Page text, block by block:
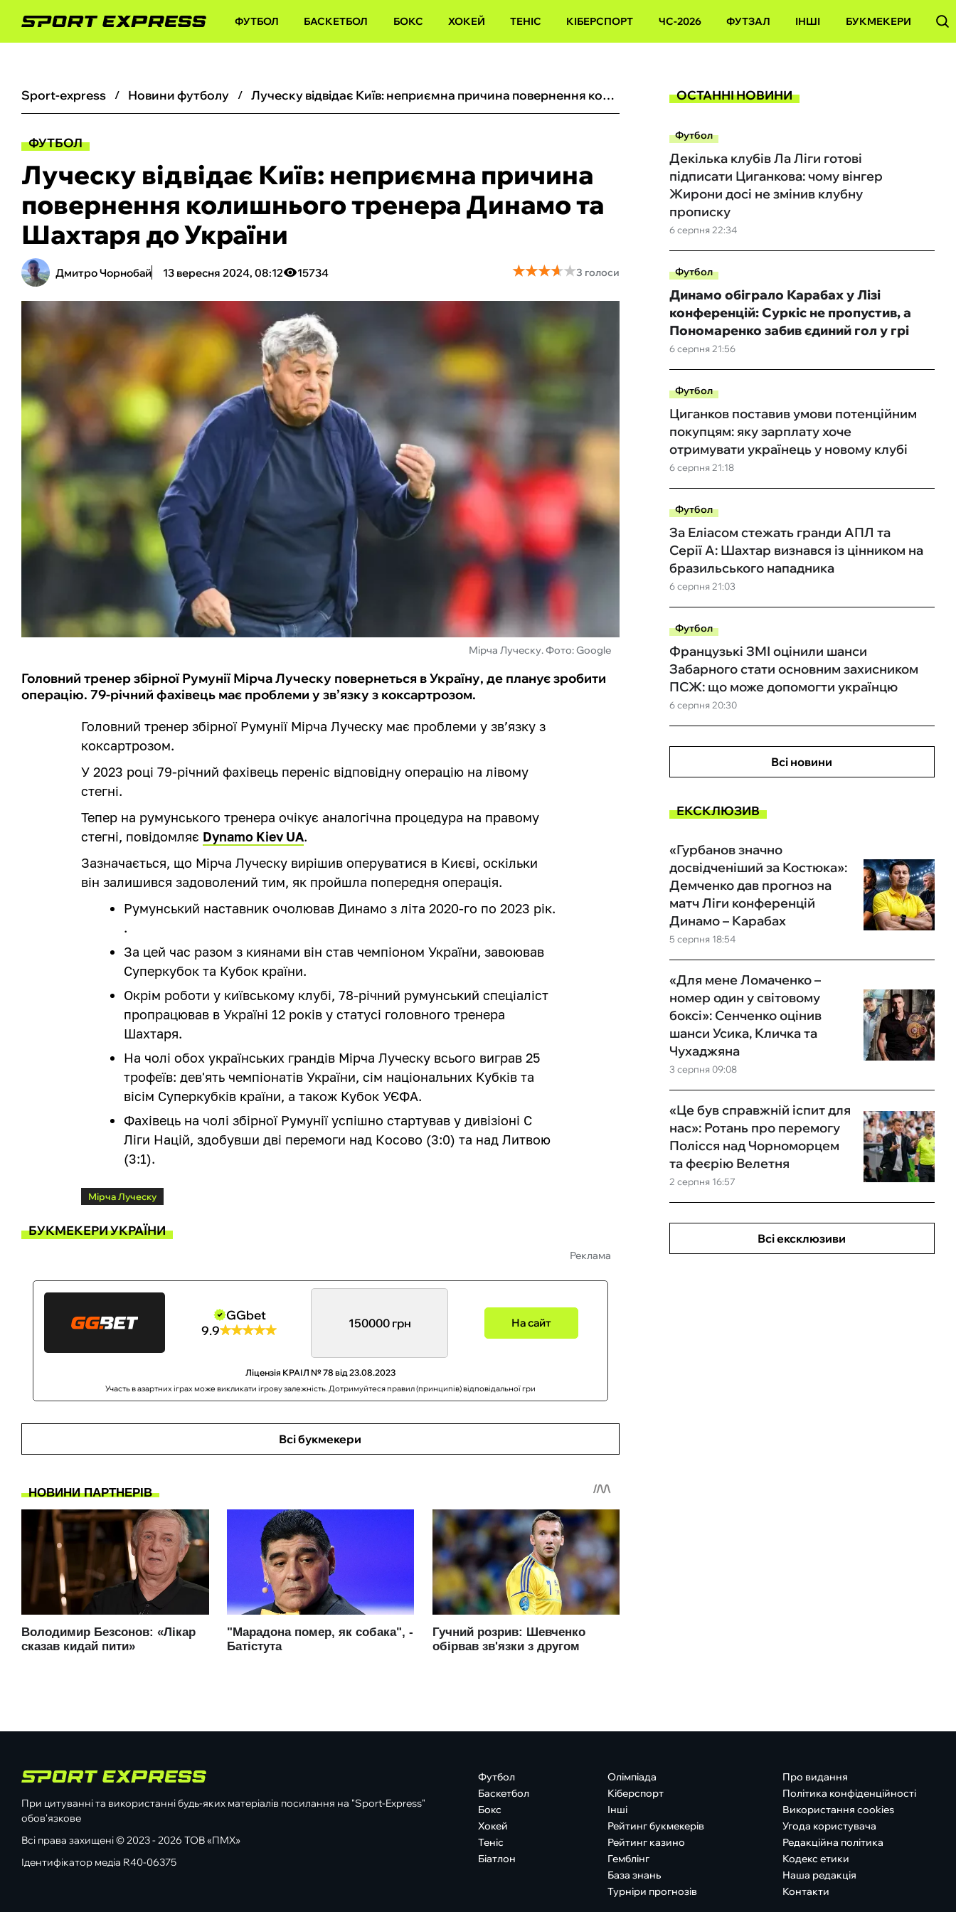
ФУТБОЛ БАСКЕТБОЛ БОКС ХОКЕЙ ТЕНІС КІБЕРСПОРТ ЧС-2026 ФУТЗАЛ ІНШІ БУКМЕКЕРИ
sport-express новини футболу Луческу відвідає Київ: неприємна причина повернення колишнього тренера Динамо та Шахтаря до України
ФУТБОЛ
Луческу відвідає Київ: неприємна причина
повернення колишнього тренера Динамо та
Шахтаря до України
Дмитро Чорнобай 13 вересня 2024, 08:12 15734 ★★★★★
★★★★★3 голоси
Мірча Луческу. Фото: Google
Головний тренер збірної Румунії Мірча Луческу повернеться в Україну, де планує зробити
операцію. 79-річний фахівець має проблеми у зв’язку з коксартрозом.
Головний тренер збірної Румунії Мірча Луческу має проблеми у зв’язку з
коксартрозом.
У 2023 році 79-річний фахівець переніс відповідну операцію на лівому
стегні.
Тепер на румунського тренера очікує аналогічна процедура на правому
стегні, повідомляє Dynamo Kiev UA.
Зазначається, що Мірча Луческу вирішив оперуватися в Києві, оскільки
він залишився задоволений тим, як пройшла попередня операція.
Румунський наставник очолював Динамо з літа 2020-го по 2023 рік.
.
За цей час разом з киянами він став чемпіоном України, завоював
Суперкубок та Кубок країни.
Окрім роботи у київському клубі, 78-річний румунський спеціаліст
пропрацював в Україні 12 років у статусі головного тренера
Шахтаря.
На чолі обох українських грандів Мірча Луческу всього виграв 25
трофеїв: дев'ять чемпіонатів України, сім національних Кубків та
вісім Суперкубків країни, а також Кубок УЄФА.
Фахівець на чолі збірної Румунії успішно стартував у дивізіоні С
Ліги Націй, здобувши дві перемоги над Косово (3:0) та над Литвою
(3:1).
Мірча Луческу
БУКМЕКЕРИ УКРАЇНИ
Реклама
GGbet
9.9
150000 грн На сайт
Ліцензія КРАІЛ № 78 від 23.08.2023
Участь в азартних іграх може викликати ігрову залежність. Дотримуйтеся правил (принципів) відповідальної гри
Всі букмекери
ОСТАННІ НОВИНИ
Футбол
6 серпня 22:34
Декілька клубів Ла Ліги готові
підписати Циганкова: чому вінгер
Жирони досі не змінив клубну
прописку
Футбол
6 серпня 21:56
Динамо обіграло Карабах у Лізі
конференцій: Суркіс не пропустив, а
Пономаренко забив єдиний гол у грі
Футбол
6 серпня 21:18
Циганков поставив умови потенційним
покупцям: яку зарплату хоче
отримувати українець у новому клубі
Футбол
6 серпня 21:03
За Еліасом стежать гранди АПЛ та
Серії А: Шахтар визнався із цінником на
бразильського нападника
Футбол
6 серпня 20:30
Французькі ЗМІ оцінили шанси
Забарного стати основним захисником
ПСЖ: що може допомогти українцю
Всі новини
ЕКСКЛЮЗИВ
5 серпня 18:54
«Гурбанов значно
досвідченіший за Костюка»:
Демченко дав прогноз на
матч Ліги конференцій
Динамо – Карабах
3 серпня 09:08
«Для мене Ломаченко –
номер один у світовому
боксі»: Сенченко оцінив
шанси Усика, Кличка та
Чухаджяна
2 серпня 16:57
«Це був справжній іспит для
нас»: Ротань про перемогу
Полісся над Чорноморцем
та феєрію Велетня
Всі ексклюзиви
При цитуванні та використанні будь-яких матеріалів посилання на "Sport-Express"
обов'язкове
Всі права захищені © 2023 - 2026 ТОВ «ПМХ»
Ідентифікатор медіа R40-06375
Футбол
Баскетбол
Бокс
Хокей
Теніс
Біатлон
Олімпіада
Кіберспорт
Інші
Рейтинг букмекерів
Рейтинг казино
Гемблінг
База знань
Турніри прогнозів
Про видання
Політика конфіденційності
Використання cookies
Угода користувача
Редакційна політика
Кодекс етики
Наша редакція
Контакти